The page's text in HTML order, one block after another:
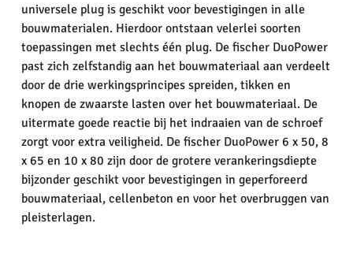
universele plug is geschikt voor bevestigingen in alle
bouwmaterialen. Hierdoor ontstaan velerlei soorten
toepassingen met slechts één plug. De fischer DuoPower
past zich zelfstandig aan het bouwmateriaal aan verdeelt
door de drie werkingsprincipes spreiden, tikken en
knopen de zwaarste lasten over het bouwmateriaal. De
uitermate goede reactie bij het indraaien van de schroef
zorgt voor extra veiligheid. De fischer DuoPower 6 x 50, 8
x 65 en 10 x 80 zijn door de grotere verankeringsdiepte
bijzonder geschikt voor bevestigingen in geperforeerd
bouwmateriaal, cellenbeton en voor het overbruggen van
pleisterlagen.